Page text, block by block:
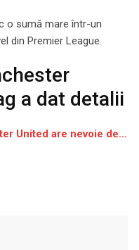
o sumă mare într-un
din Premier League.
a dat detalii
United are nevoie de…